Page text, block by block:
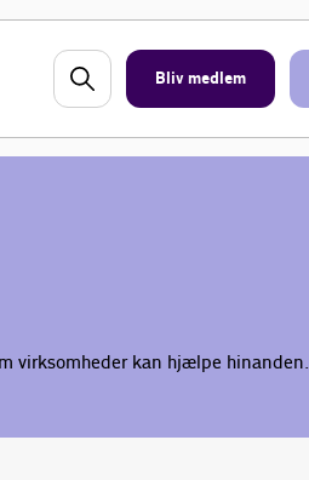
Bliv medlem
virksomheder kan hjælpe hinanden.